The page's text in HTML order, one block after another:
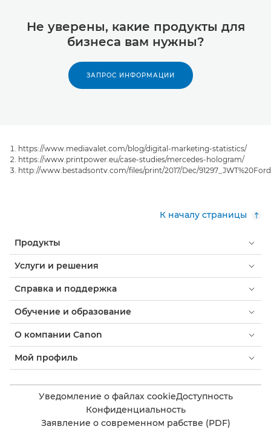
Не уверены, какие продукты для
бизнеса вам нужны?
ЗАПРОС ИНФОРМАЦИИ
https://www.mediavalet.com/blog/digital-marketing-statistics/
https://www.printpower.eu/case-studies/mercedes-hologram/
http://www.bestadsontv.com/files/print/2017/Dec/
К началу страницы
Продукты
Услуги и решения
Справка и поддержка
Обучение и образование
О компании Canon
Мой профиль
Уведомление о файлах cookieДоступность
Конфиденциальность
Заявление о современном рабстве (PDF)